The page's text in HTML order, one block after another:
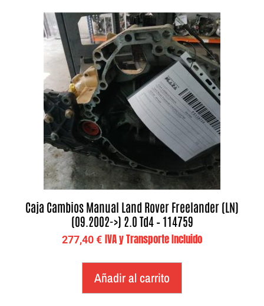
Caja Cambios Manual Land Rover Freelander (LN)
(09.2002->) 2.0 Td4 – 114759
277,40€ IVA y Transporte Incluido
Añadir al carrito